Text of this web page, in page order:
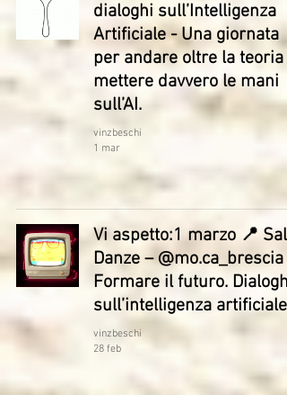
dialoghi sull’Intelligenza
Artificiale - Una giornata
per andare oltre la teoria e
mettere davvero le mani
sull’AI.
vinzbeschi
1 mar
Vi aspetto:1 marzo 📍 Sala
Danze – @mo.ca_brescia
Formare il futuro. Dialoghi
sull’intelligenza artificiale
vinzbeschi
28 feb